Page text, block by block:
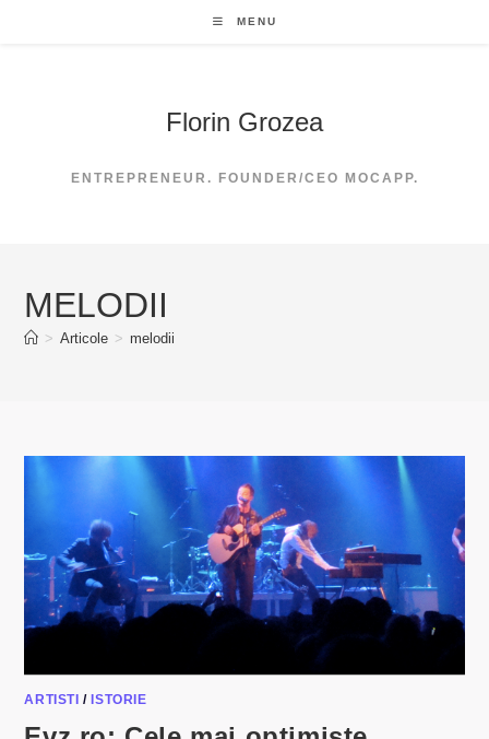
MENU
Florin Grozea
ENTREPRENEUR. FOUNDER/CEO MOCAPP.
MELODII
> Articole > melodii
ARTISTI /ISTORIE